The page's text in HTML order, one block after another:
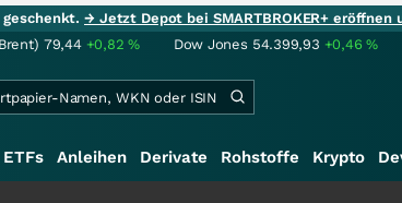
geschenkt.→ Jetzt Depot bei SMARTBROKER+
79,44 +0,82% Dow Jones 54.399,93 +0,46%
ETFs Anleihen Derivate Rohstoffe Krypto